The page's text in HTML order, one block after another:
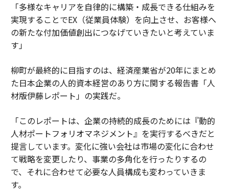
「多様なキャリアを自律的に構築・成長できる仕組みを
実現することでEX（従業員体験）を向上させ、お客様へ
の新たな付加価値創出につなげていきたいと考えていま
す」
柳町が最終的に目指すのは、経済産業省が20年にまとめ
た日本企業の人的資本経営のあり方に関する報告書「人
材版伊藤レポート」の実践だ。
「このレポートは、企業の持続的成長のためには『動的
人材ポートフォリオマネジメント』を実行するべきだと
提言しています。変化に強い会社は市場の変化に合わせ
て戦略を変更したり、事業の多角化を行ったりするの
で、それに合わせて必要な人員構成も変わっていきま
す。